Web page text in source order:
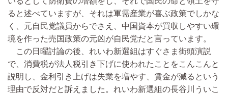
ると述べていますが、それは軍需産業が喜ぶ政策でしかな
く、元自民党議員からでさえ、中国資本が買収しやすい環
境を作った売国政策の元凶が自民党だと言っています。
この日曜討論の後、れいわ新選組はすぐさま街頭演説
で、消費税が法人税引き下げに使われたことをこんこんと
説明し、金利引き上げは失業を増やす、賃金が減るという
理由で反対だと訴えました。れいわ新選組の長谷川ういこ